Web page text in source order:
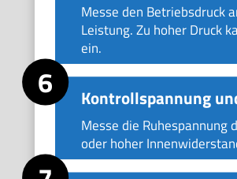
Messe den Betriebsdruck
Leistung. Zu hoher Druck
ein.
Kontrollspannung
Messe die Ruhespannung
oder hoher